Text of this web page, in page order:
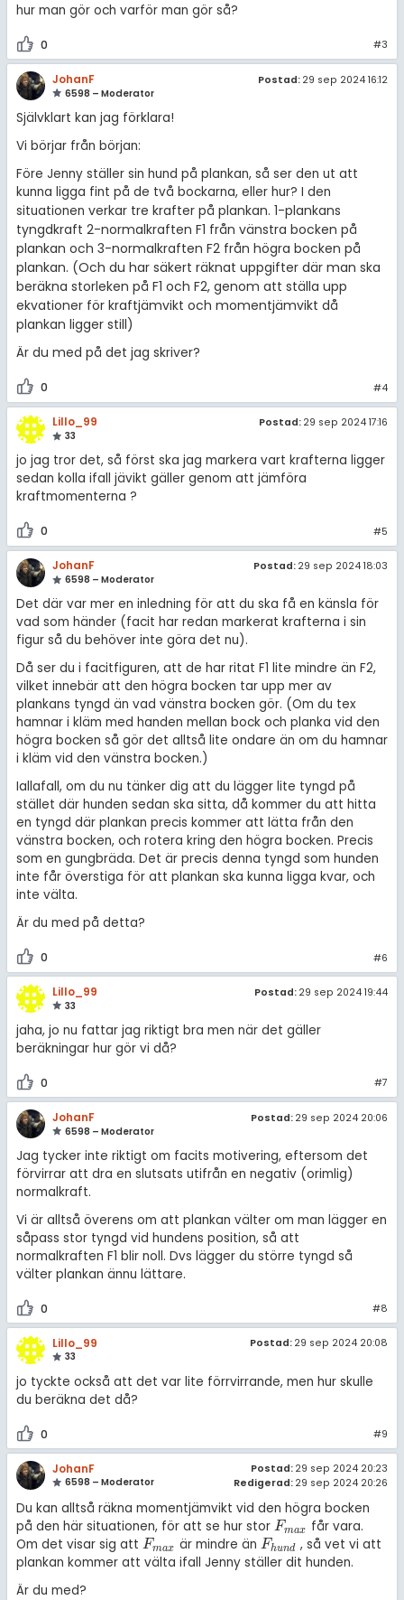
hur man gör och varför man gör så?
0 #3
JohanF
6598 – Moderator
Postad: 29 sep 2024 16:12
Självklart kan jag förklara!
Vi börjar från början:
Före Jenny ställer sin hund på plankan, så ser den ut att
kunna ligga fint på de två bockarna, eller hur? I den
situationen verkar tre krafter på plankan. 1-plankans
tyngdkraft 2-normalkraften F1 från vänstra bocken på
plankan och 3-normalkraften F2 från högra bocken på
plankan. (Och du har säkert räknat uppgifter där man ska
beräkna storleken på F1 och F2, genom att ställa upp
ekvationer för kraftjämvikt och momentjämvikt då
plankan ligger still)
Är du med på det jag skriver?
0 #4
Lillo_99
33
Postad: 29 sep 2024 17:16
jo jag tror det, så först ska jag markera vart krafterna ligger
sedan kolla ifall jävikt gäller genom att jämföra
kraftmomenterna ?
0 #5
JohanF
6598 – Moderator
Postad: 29 sep 2024 18:03
Det där var mer en inledning för att du ska få en känsla för
vad som händer (facit har redan markerat krafterna i sin
figur så du behöver inte göra det nu).
Då ser du i facitfiguren, att de har ritat F1 lite mindre än F2,
vilket innebär att den högra bocken tar upp mer av
plankans tyngd än vad vänstra bocken gör. (Om du tex
hamnar i kläm med handen mellan bock och planka vid den
högra bocken så gör det alltså lite ondare än om du hamnar
i kläm vid den vänstra bocken.)
Iallafall, om du nu tänker dig att du lägger lite tyngd på
stället där hunden sedan ska sitta, då kommer du att hitta
en tyngd där plankan precis kommer att lätta från den
vänstra bocken, och rotera kring den högra bocken. Precis
som en gungbräda. Det är precis denna tyngd som hunden
inte får överstiga för att plankan ska kunna ligga kvar, och
inte välta.
Är du med på detta?
0 #6
Lillo_99
33
Postad: 29 sep 2024 19:44
jaha, jo nu fattar jag riktigt bra men när det gäller
beräkningar hur gör vi då?
0 #7
JohanF
6598 – Moderator
Postad: 29 sep 2024 20:06
Jag tycker inte riktigt om facits motivering, eftersom det
förvirrar att dra en slutsats utifrån en negativ (orimlig)
normalkraft.
Vi är alltså överens om att plankan välter om man lägger en
såpass stor tyngd vid hundens position, så att
normalkraften F1 blir noll. Dvs lägger du större tyngd så
välter plankan ännu lättare.
0 #8
Lillo_99
33
Postad: 29 sep 2024 20:08
jo tyckte också att det var lite förrvirrande, men hur skulle
du beräkna det då?
0 #9
JohanF
6598 – Moderator
Postad: 29 sep 2024 20:23
Redigerad: 29 sep 2024 20:26
Du kan alltså räkna momentjämvikt vid den högra bocken
på den här situationen, för att se hur stor Fmax
Fmax får vara.
Om det visar sig att Fmax
Fmax är mindre än Fhund
Fhund , så vet vi att
plankan kommer att välta ifall Jenny ställer dit hunden.
Är du med?